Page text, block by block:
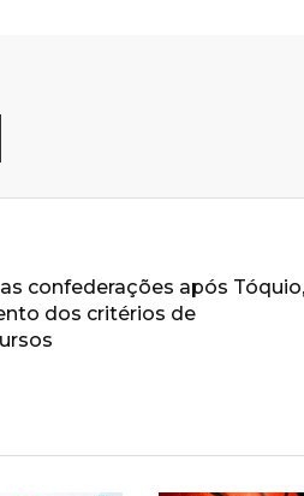
confederações após Tóquio,
dos critérios de